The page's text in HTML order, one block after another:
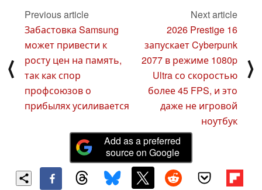
⟨
Previous article
Забастовка Samsung
может привести к
росту цен на память,
так как спор
профсоюзов о
прибылях усиливается
Next article
2026 Prestige 16
запускает Cyberpunk
2077 в режиме 1080p
Ultra со скоростью
более 45 FPS, и это
даже не игровой
ноутбук
⟩
Add as a preferred
source on Google